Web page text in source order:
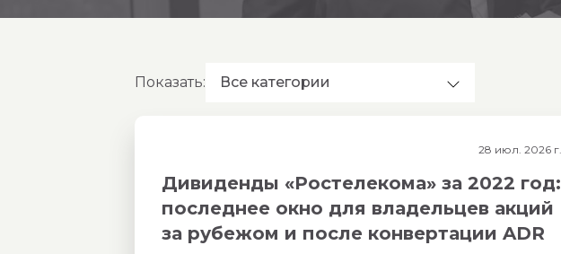
Показать: Все категории
28 июл. 2026 г.
Дивиденды «Ростелекома» за 2022 год:
последнее окно для владельцев акций
за рубежом и после конвертации ADR